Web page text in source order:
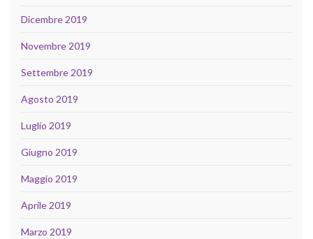
Dicembre 2019
Novembre 2019
Settembre 2019
Agosto 2019
Luglio 2019
Giugno 2019
Maggio 2019
Aprile 2019
Marzo 2019